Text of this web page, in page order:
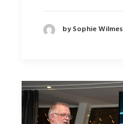
by Sophie Wilmes